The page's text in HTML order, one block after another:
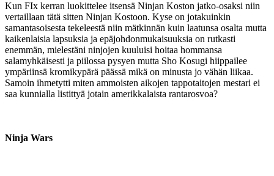
Kun FIx kerran luokittelee itsensä Ninjan Koston jatko-osaksi niin
vertaillaan tätä sitten Ninjan Kostoon. Kyse on jotakuinkin
samantasoisesta tekeleestä niin mätkinnän kuin laatunsa osalta mutta
kaikenlaisia lapsuksia ja epäjohdonmukaisuuksia on rutkasti
enemmän, mielestäni ninjojen kuuluisi hoitaa hommansa
salamyhkäisesti ja piilossa pysyen mutta Sho Kosugi hiippailee
ympäriinsä kromikypärä päässä mikä on minusta jo vähän liikaa.
Samoin ihmetytti miten ammoisten aikojen tappotaitojen mestari ei
saa kunnialla listittyä jotain amerikkalaista rantarosvoa?
Ninja Wars